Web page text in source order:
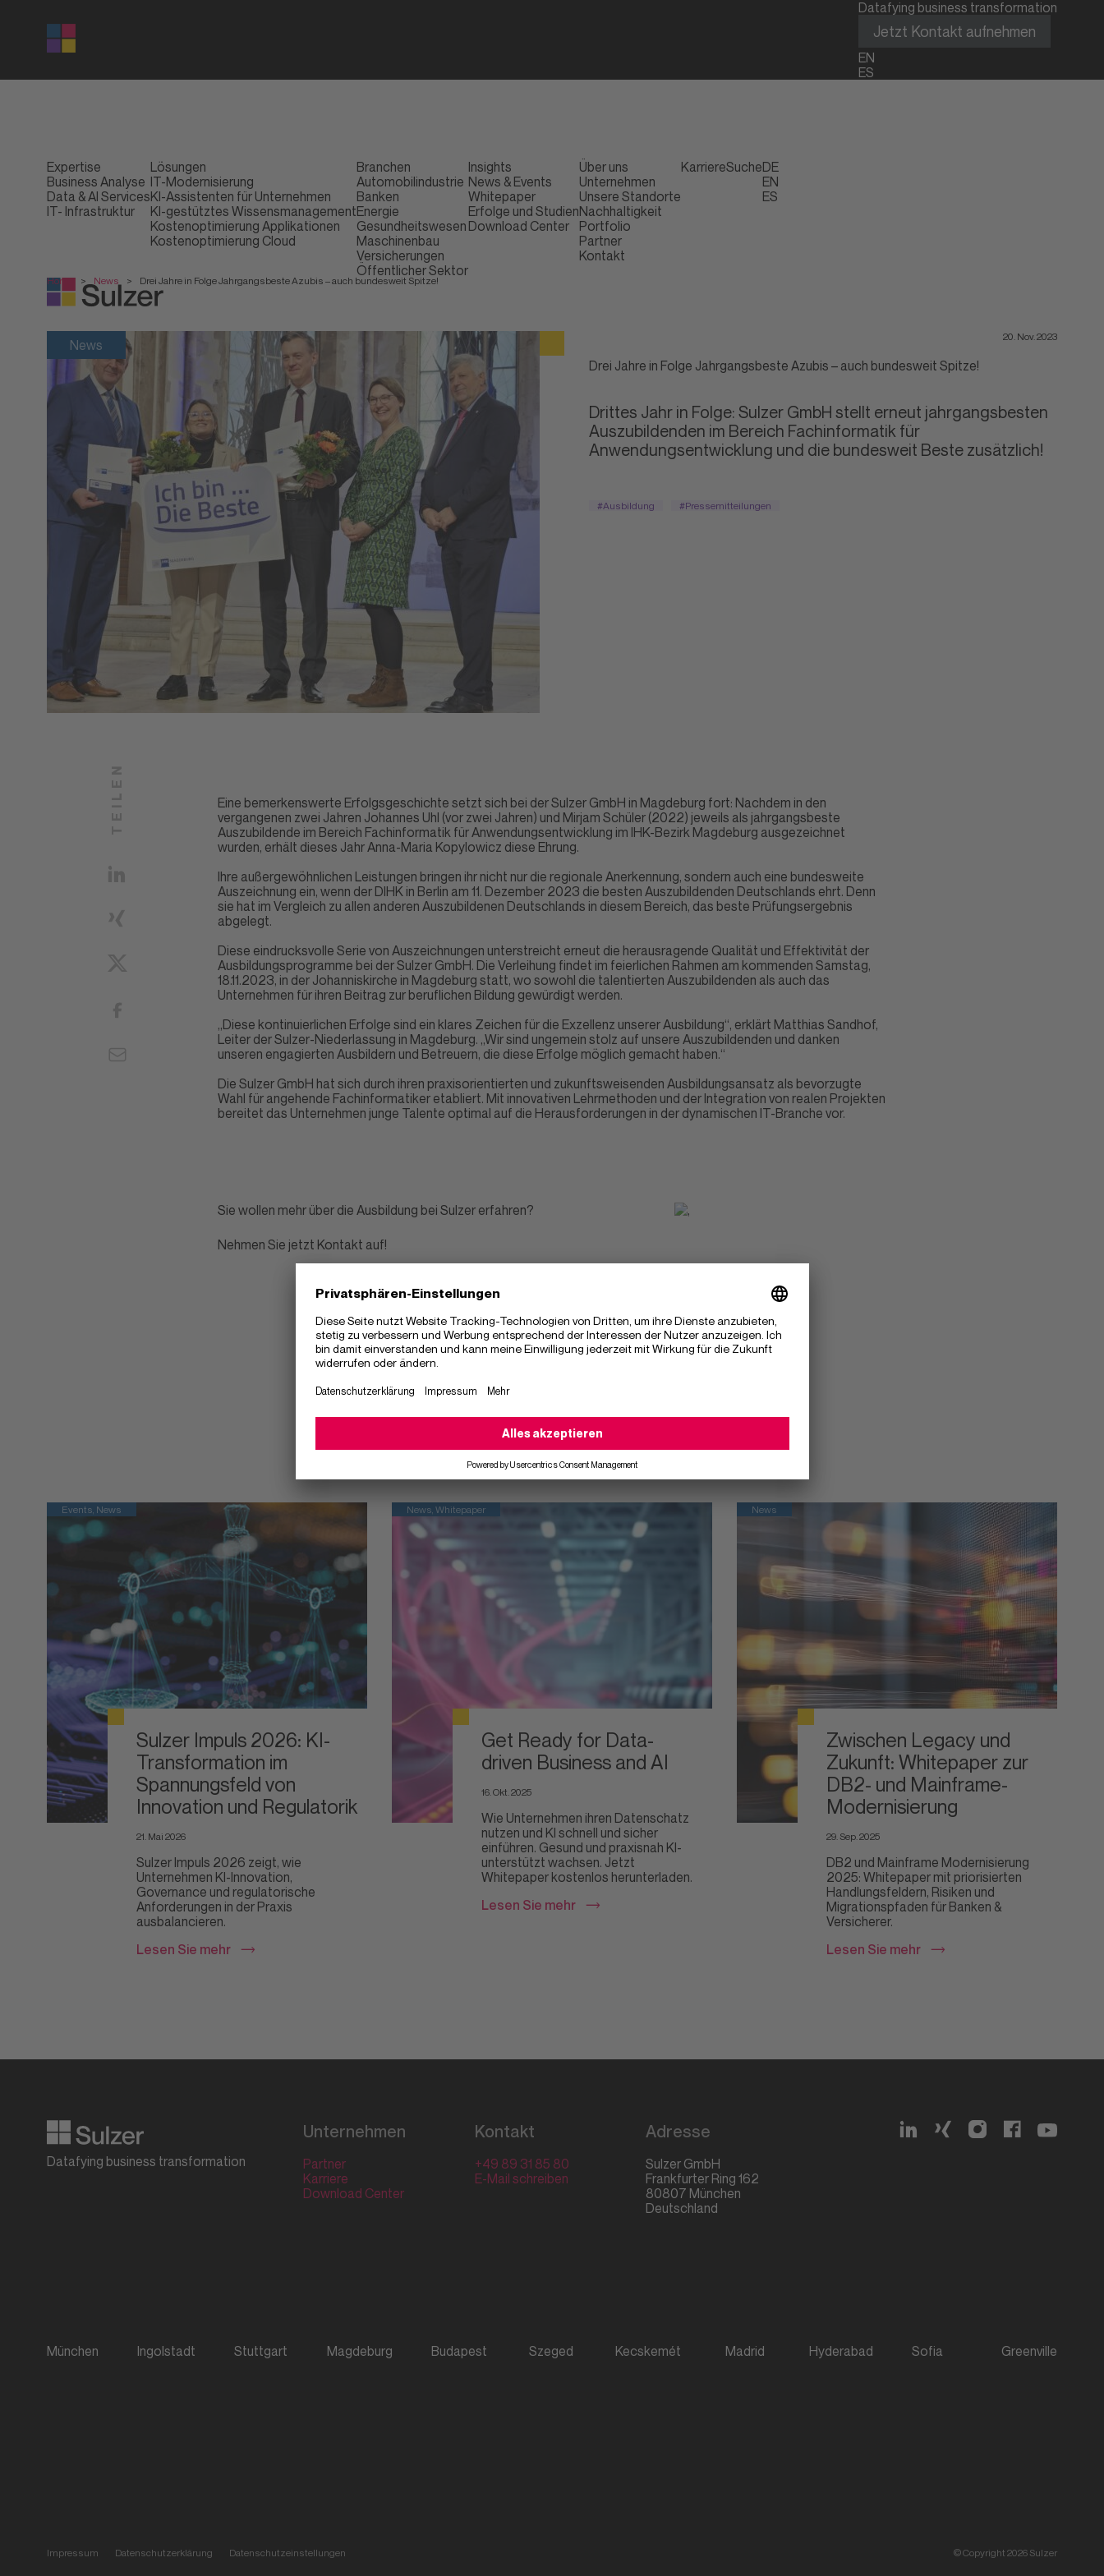
Datafying business transformation
Jetzt Kontakt aufnehmen
EN
ES
Expertise
Business Analyse
Data & AI Services
IT- Infrastruktur
Lösungen
IT-Modernisierung
KI-Assistenten für Unternehmen
KI-gestütztes Wissensmanagement
Kostenoptimierung Applikationen
Kostenoptimierung Cloud
Branchen
Automobilindustrie
Banken
Energie
Gesundheitswesen
Maschinenbau
Versicherungen
Öffentlicher Sektor
Insights
News & Events
Whitepaper
Erfolge und Studien
Download Center
Über uns
Unternehmen
Unsere Standorte
Nachhaltigkeit
Portfolio
Partner
Kontakt
KarriereSucheDE
EN
ES
Home > News > Drei Jahre in Folge Jahrgangsbeste Azubis – auch bundesweit Spitze!
News
20. Nov. 2023
Drei Jahre in Folge Jahrgangsbeste Azubis – auch bundesweit Spitze!
Drittes Jahr in Folge: Sulzer GmbH stellt erneut jahrgangsbesten
Auszubildenden im Bereich Fachinformatik für
Anwendungsentwicklung und die bundesweit Beste zusätzlich!
#Ausbildung #Pressemitteilungen
Eine bemerkenswerte Erfolgsgeschichte setzt sich bei der Sulzer GmbH in Magdeburg fort: Nachdem in den
vergangenen zwei Jahren Johannes Uhl (vor zwei Jahren) und Mirjam Schüler (2022) jeweils als jahrgangsbeste
Auszubildende im Bereich Fachinformatik für Anwendungsentwicklung im IHK-Bezirk Magdeburg ausgezeichnet
wurden, erhält dieses Jahr Anna-Maria Kopylowicz diese Ehrung.
Ihre außergewöhnlichen Leistungen bringen ihr nicht nur die regionale Anerkennung, sondern auch eine bundesweite
Auszeichnung ein, wenn der DIHK in Berlin am 11. Dezember 2023 die besten Auszubildenden Deutschlands ehrt. Denn
sie hat im Vergleich zu allen anderen Auszubildenen Deutschlands in diesem Bereich, das beste Prüfungsergebnis
abgelegt.
Diese eindrucksvolle Serie von Auszeichnungen unterstreicht erneut die herausragende Qualität und Effektivität der
Ausbildungsprogramme bei der Sulzer GmbH. Die Verleihung findet im feierlichen Rahmen am kommenden Samstag,
18.11.2023, in der Johanniskirche in Magdeburg statt, wo sowohl die talentierten Auszubildenden als auch das
Unternehmen für ihren Beitrag zur beruflichen Bildung gewürdigt werden.
„Diese kontinuierlichen Erfolge sind ein klares Zeichen für die Exzellenz unserer Ausbildung“, erklärt Matthias Sandhof,
Leiter der Sulzer-Niederlassung in Magdeburg. „Wir sind ungemein stolz auf unsere Auszubildenden und danken
unseren engagierten Ausbildern und Betreuern, die diese Erfolge möglich gemacht haben.“
Die Sulzer GmbH hat sich durch ihren praxisorientierten und zukunftsweisenden Ausbildungsansatz als bevorzugte
Wahl für angehende Fachinformatiker etabliert. Mit innovativen Lehrmethoden und der Integration von realen Projekten
bereitet das Unternehmen junge Talente optimal auf die Herausforderungen in der dynamischen IT-Branche vor.
Sie wollen mehr über die Ausbildung bei Sulzer erfahren?
Nehmen Sie jetzt Kontakt auf!
Ähnliche Beiträge
Events, News
Sulzer Impuls 2026: KI-
Transformation im
Spannungsfeld von
Innovation und Regulatorik
21. Mai 2026
Sulzer Impuls 2026 zeigt, wie
Unternehmen KI-Innovation,
Governance und regulatorische
Anforderungen in der Praxis
ausbalancieren.
Lesen Sie mehr
News, Whitepaper
Get Ready for Data-
driven Business and AI
16. Okt. 2025
Wie Unternehmen ihren Datenschatz
nutzen und KI schnell und sicher
einführen. Gesund und praxisnah KI-
unterstützt wachsen. Jetzt
Whitepaper kostenlos herunterladen.
Lesen Sie mehr
News
Zwischen Legacy und
Zukunft: Whitepaper zur
DB2- und Mainframe-
Modernisierung
29. Sep. 2025
DB2 und Mainframe Modernisierung
2025: Whitepaper mit priorisierten
Handlungsfeldern, Risiken und
Migrationspfaden für Banken &
Versicherer.
Lesen Sie mehr
Datafying business transformation
Unternehmen
Partner
Karriere
Download Center
Kontakt
+49 89 31 85 80
E-Mail schreiben
Adresse
Sulzer GmbH
Frankfurter Ring 162
80807 München
Deutschland
München Ingolstadt Stuttgart Magdeburg Budapest Szeged Kecskemét Madrid Hyderabad Sofia Greenville
Impressum Datenschutzerklärung Datenschutzeinstellungen © Copyright 2026 Sulzer